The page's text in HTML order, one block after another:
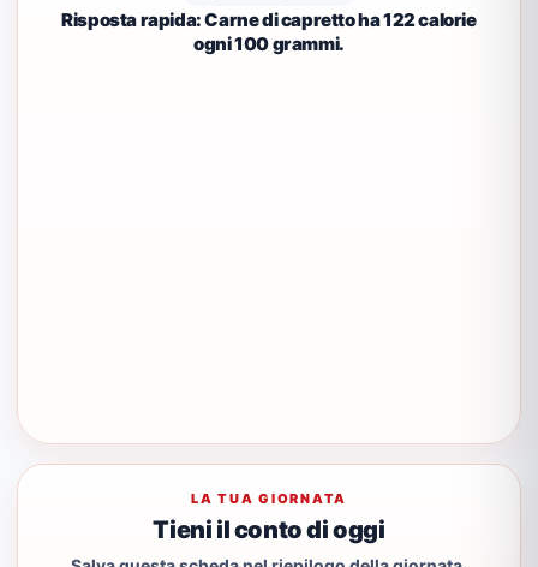
Risposta rapida: Carne di capretto ha 122 calorie
ogni 100 grammi.
LA TUA GIORNATA
Tieni il conto di oggi